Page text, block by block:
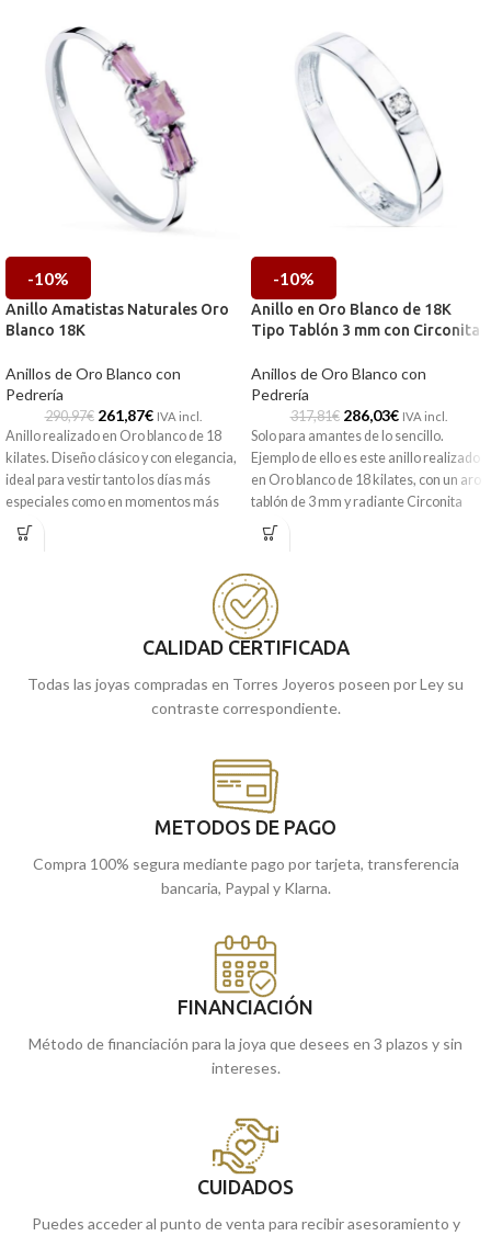
-10%
Anillo Amatistas Naturales Oro
Blanco 18K
Anillos de Oro Blanco con
Pedrería
290,97€ 261,87€ IVA incl.
Anillo realizado en Oro blanco de 18
kilates. Diseño clásico y con elegancia,
ideal para vestir tanto los días más
especiales como en momentos más
informales de tu día a día. Este está
formado por tres profundas Amatistas,
Puedes encontrarlo en nuestras
tiendas de Málaga, o si lo prefieres,
comprarla online y te la enviamos a
-10%
Anillo en Oro Blanco de 18K
Tipo Tablón 3 mm con Circonita
Anillos de Oro Blanco con
Pedrería
317,81€ 286,03€ IVA incl.
Solo para amantes de lo sencillo.
Ejemplo de ello es este anillo realizado
en Oro blanco de 18 kilates, con un aro
tablón de 3 mm y radiante Circonita
central que te hará brillar.
tiendas de Málaga, o si lo prefieres,
comprarla online y te la enviamos a
casa.
CALIDAD CERTIFICADA
Todas las joyas compradas en Torres Joyeros poseen por Ley su
contraste correspondiente.
METODOS DE PAGO
Compra 100% segura mediante pago por tarjeta, transferencia
bancaria, Paypal y Klarna.
FINANCIACIÓN
Método de financiación para la joya que desees en 3 plazos y sin
intereses.
CUIDADOS
Puedes acceder al punto de venta para recibir asesoramiento y